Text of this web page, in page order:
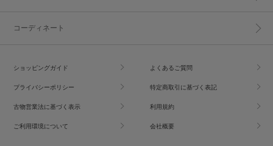
コーディネート
ショッピングガイド よくあるご質問
プライバシーポリシー 特定商取引に基づく表記
古物営業法に基づく表示 利用規約
ご利用環境について 会社概要